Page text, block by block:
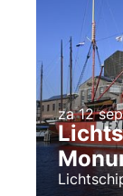
za 12 sep